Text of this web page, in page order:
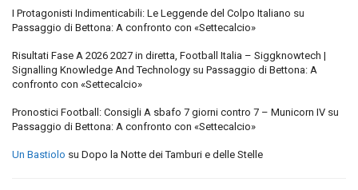
I Protagonisti Indimenticabili: Le Leggende del Colpo Italiano su
Passaggio di Bettona: A confronto con «Settecalcio»
Risultati Fase A 2026 2027 in diretta, Football Italia – Siggknowtech |
Signalling Knowledge And Technology su Passaggio di Bettona: A
confronto con «Settecalcio»
Pronostici Football: Consigli A sbafo 7 giorni contro 7 – Municorn IV su
Passaggio di Bettona: A confronto con «Settecalcio»
Un Bastiolo su Dopo la Notte dei Tamburi e delle Stelle